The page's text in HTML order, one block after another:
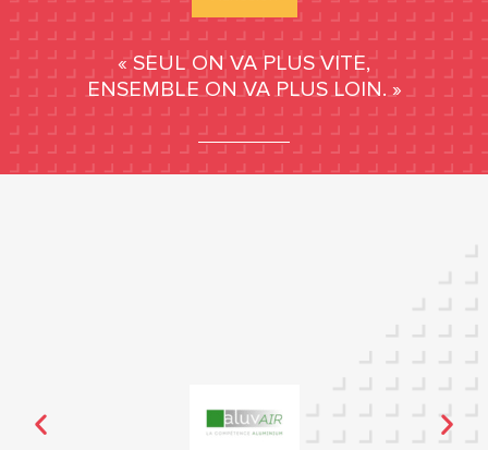
« SEUL ON VA PLUS VITE,
ENSEMBLE ON VA PLUS LOIN. »